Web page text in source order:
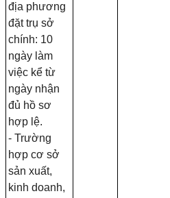
địa phương
đặt trụ sở
chính: 10
ngày làm
việc kể từ
ngày nhận
đủ hồ sơ
hợp lệ.
- Trường
hợp cơ sở
sản xuất,
kinh doanh,